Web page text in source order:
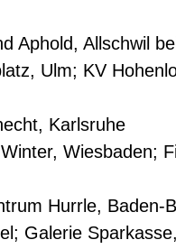
Aphold, Allschwil
Ulm; KV
Karlsruhe
Wiesbaden;
Hurrle, Baden-
Galerie